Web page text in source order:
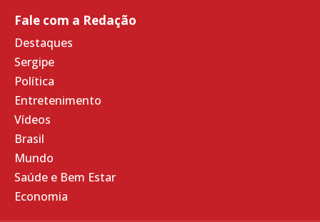
Fale com a Redação
Destaques
Sergipe
Política
Entretenimento
Vídeos
Brasil
Mundo
Saúde e Bem Estar
Economia